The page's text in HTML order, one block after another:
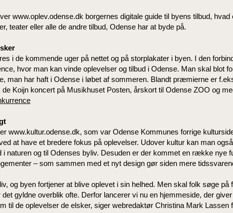
www.oplev.odense.dk borgernes digitale guide til byens tilbud, hvad
teater eller alle de andre tilbud, Odense har at byde på.
i de kommende uger på nettet og på storplakater i byen. I den
hvor man kan vinde oplevelser og tilbud i Odense. Man skal blot
man har haft i Odense i løbet af sommeren. Blandt præmierne er
Koijn koncert på Musikhuset Posten, årskort til Odense ZOO og
www.kultur.odense.dk, som var Odense Kommunes forrige
at have et bredere fokus på oplevelser. Udover kultur kan man
i naturen og til Odenses byliv. Desuden er der kommet en række nye
– som sammen med et nyt design gør siden mere
og byen fortjener at blive oplevet i sin helhed. Men skal folk søge på
gyldne overblik ofte. Derfor lancerer vi nu en hjemmeside, der
til de oplevelser de elsker, siger webredaktør Christina Mark Lassen